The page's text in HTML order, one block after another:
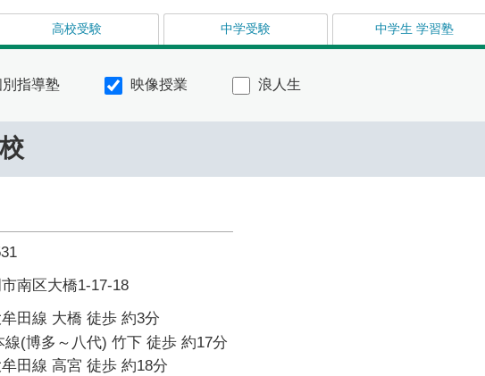
高校受験 中学受験 中学生 学習塾
別指導塾 映像授業 浪人生
南区大橋1-17-18
田線 大橋 徒歩 約3分
線(博多～八代) 竹下 徒歩 約17分
田線 高宮 徒歩 約18分